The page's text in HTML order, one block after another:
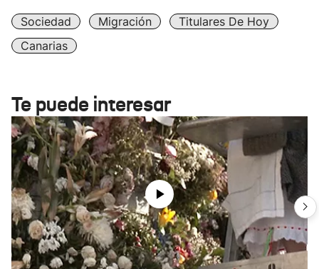
Sociedad Migración
Titulares De Hoy
Canarias
Te puede interesar